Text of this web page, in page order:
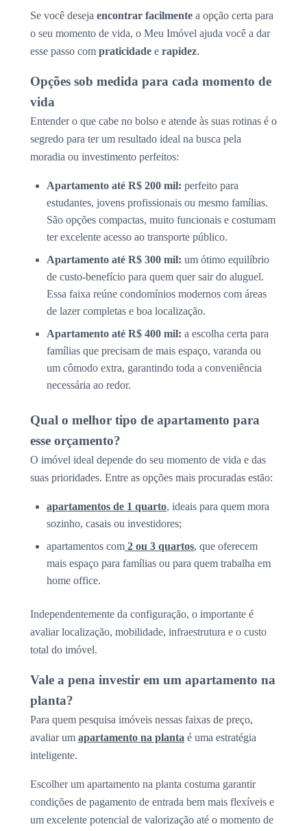
Se você deseja encontrar facilmente a opção certa para
o seu momento de vida, o Meu Imóvel ajuda você a dar
esse passo com praticidade e rapidez.
Opções sob medida para cada momento de
vida
Entender o que cabe no bolso e atende às suas rotinas é o
segredo para ter um resultado ideal na busca pela
moradia ou investimento perfeitos:
Apartamento até R$ 200 mil: perfeito para
estudantes, jovens profissionais ou mesmo famílias.
São opções compactas, muito funcionais e costumam
ter excelente acesso ao transporte público.
Apartamento até R$ 300 mil: um ótimo equilíbrio
de custo-benefício para quem quer sair do aluguel.
Essa faixa reúne condomínios modernos com áreas
de lazer completas e boa localização.
Apartamento até R$ 400 mil: a escolha certa para
famílias que precisam de mais espaço, varanda ou
um cômodo extra, garantindo toda a conveniência
necessária ao redor.
Qual o melhor tipo de apartamento para
esse orçamento?
O imóvel ideal depende do seu momento de vida e das
suas prioridades. Entre as opções mais procuradas estão:
apartamentos de 1 quarto, ideais para quem mora
sozinho, casais ou investidores;
apartamentos com 2 ou 3 quartos, que oferecem
mais espaço para famílias ou para quem trabalha em
home office.
Independentemente da configuração, o importante é
avaliar localização, mobilidade, infraestrutura e o custo
total do imóvel.
Vale a pena investir em um apartamento na
planta?
Para quem pesquisa imóveis nessas faixas de preço,
avaliar um apartamento na planta é uma estratégia
inteligente.
Escolher um apartamento na planta costuma garantir
condições de pagamento de entrada bem mais flexíveis e
um excelente potencial de valorização até o momento de